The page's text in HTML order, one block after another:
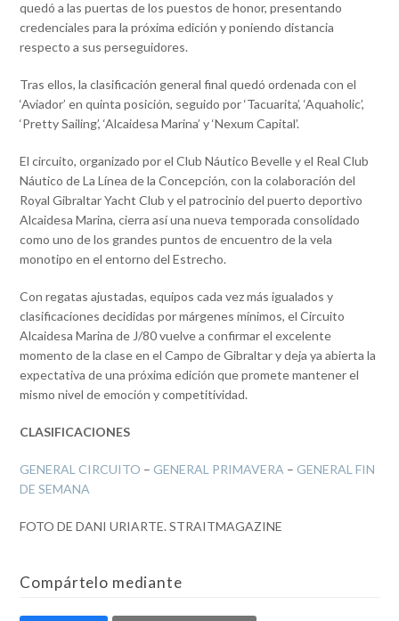
quedó a las puertas de los puestos de honor, presentando
credenciales para la próxima edición y poniendo distancia
respecto a sus perseguidores.
Tras ellos, la clasificación general final quedó ordenada con el
‘Aviador’ en quinta posición, seguido por ‘Tacuarita’, ‘Aquaholic’,
‘Pretty Sailing’, ‘Alcaidesa Marina’ y ‘Nexum Capital’.
El circuito, organizado por el Club Náutico Bevelle y el Real Club
Náutico de La Línea de la Concepción, con la colaboración del
Royal Gibraltar Yacht Club y el patrocinio del puerto deportivo
Alcaidesa Marina, cierra así una nueva temporada consolidado
como uno de los grandes puntos de encuentro de la vela
monotipo en el entorno del Estrecho.
Con regatas ajustadas, equipos cada vez más igualados y
clasificaciones decididas por márgenes mínimos, el Circuito
Alcaidesa Marina de J/80 vuelve a confirmar el excelente
momento de la clase en el Campo de Gibraltar y deja ya abierta la
expectativa de una próxima edición que promete mantener el
mismo nivel de emoción y competitividad.
CLASIFICACIONES
GENERAL CIRCUITO – GENERAL PRIMAVERA – GENERAL FIN
DE SEMANA
FOTO DE DANI URIARTE. STRAITMAGAZINE
Compártelo mediante